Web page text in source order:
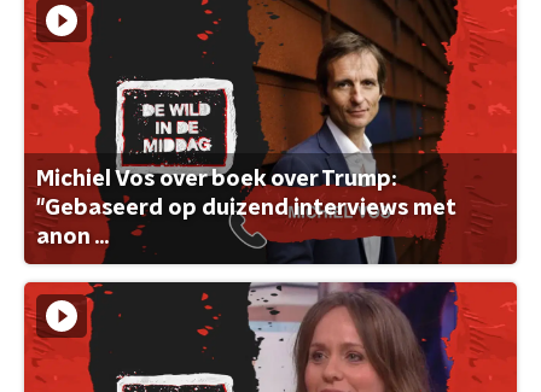
Michiel Vos over boek over Trump:
"Gebaseerd op duizend interviews met
anon ...